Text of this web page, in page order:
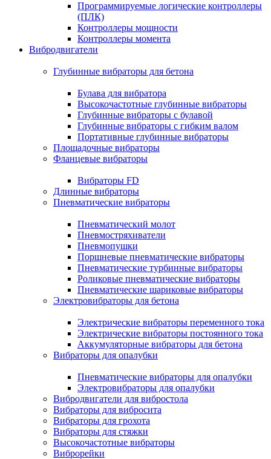
Программируемые логические контроллеры
(ПЛК)
Контроллеры мощности
Контроллеры момента
Вибродвигатели
Глубинные вибраторы для бетона
Булава для вибратора
Высокочастотные глубинные вибраторы
Глубинные вибраторы с булавой
Глубинные вибраторы с гибким валом
Портативные глубинные вибраторы
Площадочные вибраторы
Фланцевые вибраторы
Вибраторы FD
Длинные вибраторы
Пневматические вибраторы
Пневматический молот
Пневмостряхиватели
Пневмопушки
Поршневые пневматические вибраторы
Пневматические турбинные вибраторы
Роликовые пневматические вибраторы
Пневматические шариковые вибраторы
Электровибраторы для бетона
Электрические вибраторы переменного тока
Электрические вибраторы постоянного тока
Аккумуляторные вибраторы для бетона
Вибраторы для опалубки
Пневматические вибраторы для опалубки
Электровибраторы для опалубки
Вибродвигатели для вибростола
Вибраторы для вибросита
Вибраторы для грохота
Вибраторы для стяжки
Высокочастотные вибраторы
Виброрейки